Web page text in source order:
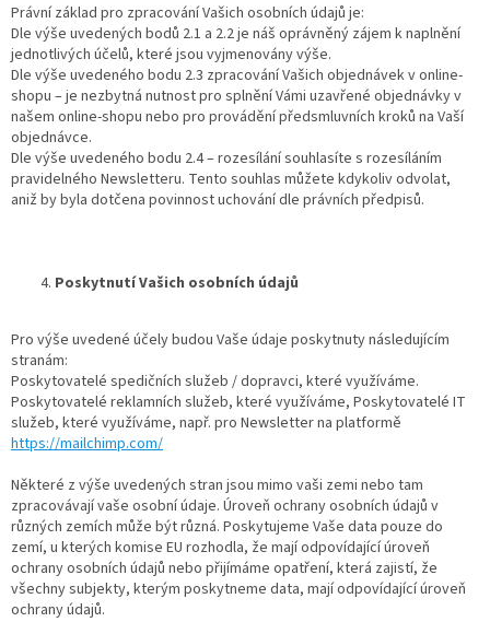
Právní základ pro zpracování Vašich osobních údajů je:
Dle výše uvedených bodů 2.1 a 2.2 je náš oprávněný zájem k naplnění
jednotlivých účelů, které jsou vyjmenovány výše.
Dle výše uvedeného bodu 2.3 zpracování Vašich objednávek v online-
shopu – je nezbytná nutnost pro splnění Vámi uzavřené objednávky v
našem online-shopu nebo pro provádění předsmluvních kroků na Vaší
objednávce.
Dle výše uvedeného bodu 2.4 – rozesílání souhlasíte s rozesíláním
pravidelného Newsletteru. Tento souhlas můžete kdykoliv odvolat,
aniž by byla dotčena povinnost uchování dle právních předpisů.
Poskytnutí Vašich osobních údajů
Pro výše uvedené účely budou Vaše údaje poskytnuty následujícím
stranám:
Poskytovatelé spedičních služeb / dopravci, které využíváme.
Poskytovatelé reklamních služeb, které využíváme, Poskytovatelé IT
služeb, které využíváme, např. pro Newsletter na platformě
https://mailchimp.com/
Některé z výše uvedených stran jsou mimo vaši zemi nebo tam
zpracovávají vaše osobní údaje. Úroveň ochrany osobních údajů v
různých zemích může být různá. Poskytujeme Vaše data pouze do
zemí, u kterých komise EU rozhodla, že mají odpovídající úroveň
ochrany osobních údajů nebo přijímáme opatření, která zajistí, že
všechny subjekty, kterým poskytneme data, mají odpovídající úroveň
ochrany údajů.